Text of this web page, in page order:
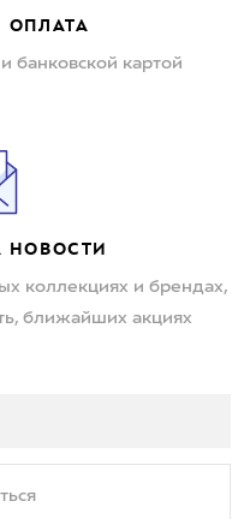
ОПЛАТА
банковской картой
НОВОСТИ
коллекциях и брендах,
ближайших акциях